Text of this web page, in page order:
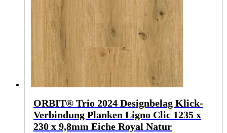
ORBIT® Trio 2024 Designbelag Klick-
Verbindung Planken Ligno Clic 1235 x
230 x 9,8mm Eiche Royal Natur